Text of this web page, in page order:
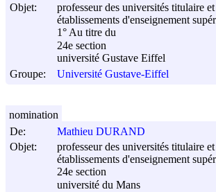
Objet:
professeur des universités titulaire
établissements d'enseignement
1° Au titre du
24e section
université Gustave Eiffel
Groupe:
Université Gustave-Eiffel
De:
Mathieu DURAND
Objet:
professeur des universités titulaire
établissements d'enseignement
24e section
université du Mans
nomination